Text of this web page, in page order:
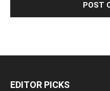
EDITOR PICKS